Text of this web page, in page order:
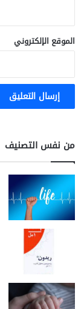
الموقع الإلكتروني
من نفس التصنيف